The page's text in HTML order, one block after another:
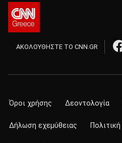
ΑΚΟΛΟΥΘΗΣΤΕ ΤΟ CNN.GR
Όροι χρήσης Δεοντολογία
Δήλωση εχεμύθειας